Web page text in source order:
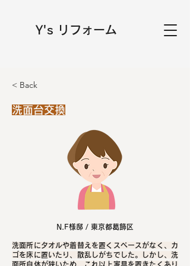
Y's リフォーム
< Back
洗面台交換
N.F様邸 / 東京都葛飾区
洗面所にタオルや着替えを置くスペースがなく、カ
ゴを床に置いたり、散乱しがちでした。しかし、洗
面所自体が狭いため、これ以上家具を置きたくあり